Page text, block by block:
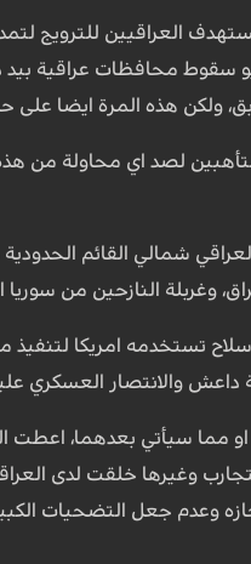
العراقيين للترويج
هذه المرة ايضا على
لصد اي محاولة من
شمالي القائم
وغربلة النازحين من
تستخدمه امريكا
او مما سيأتي بعدهما،
التجارب وغيرها خلقت لدى
وعدم جعل التضحيات